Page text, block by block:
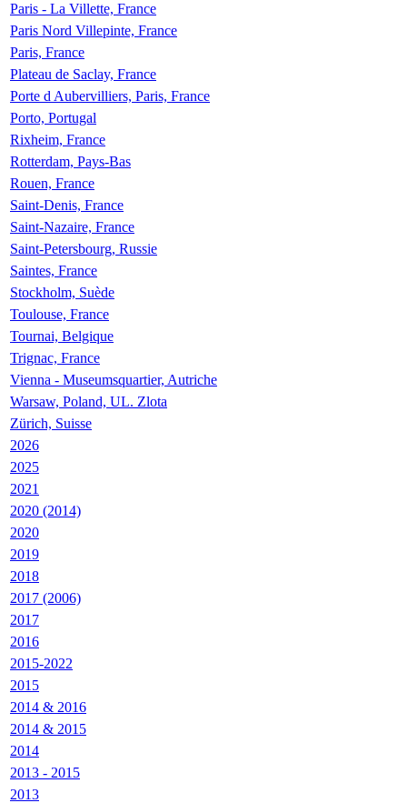
Paris - La Villette, France
Paris Nord Villepinte, France
Paris, France
Plateau de Saclay, France
Porte d Aubervilliers, Paris, France
Porto, Portugal
Rixheim, France
Rotterdam, Pays-Bas
Rouen, France
Saint-Denis, France
Saint-Nazaire, France
Saint-Petersbourg, Russie
Saintes, France
Stockholm, Suède
Toulouse, France
Tournai, Belgique
Trignac, France
Vienna - Museumsquartier, Autriche
Warsaw, Poland, UL. Zlota
Zürich, Suisse
2026
2025
2021
2020 (2014)
2020
2019
2018
2017 (2006)
2017
2016
2015-2022
2015
2014 & 2016
2014 & 2015
2014
2013 - 2015
2013